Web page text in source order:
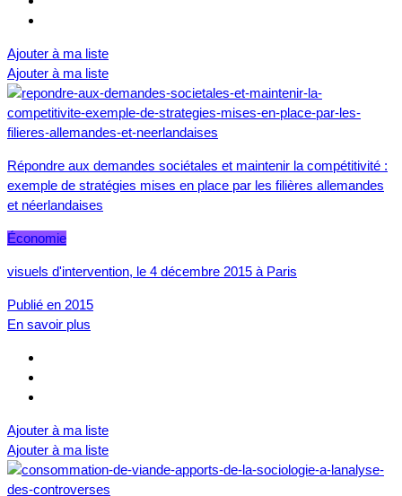
Ajouter à ma liste
Ajouter à ma liste
Répondre aux demandes sociétales et maintenir la compétitivité :
exemple de stratégies mises en place par les filières allemandes
et néerlandaises
Économie
visuels d'intervention, le 4 décembre 2015 à Paris
Publié en 2015
En savoir plus
Ajouter à ma liste
Ajouter à ma liste